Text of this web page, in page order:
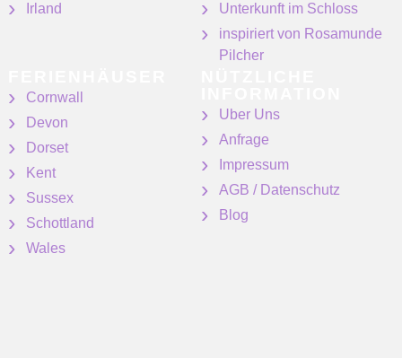
Irland
Unterkunft im Schloss
inspiriert von Rosamunde
Pilcher
Cornwall
Devon
Dorset
Kent
Sussex
Schottland
Wales
Uber Uns
Anfrage
Impressum
AGB / Datenschutz
Blog